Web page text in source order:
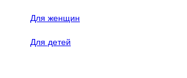
Для женщин
Для детей